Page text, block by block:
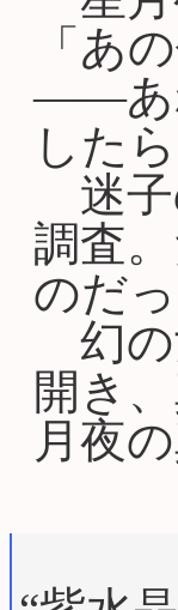
「あ
――あ
した
迷子
調査
のだっ
幻の
開き
月夜